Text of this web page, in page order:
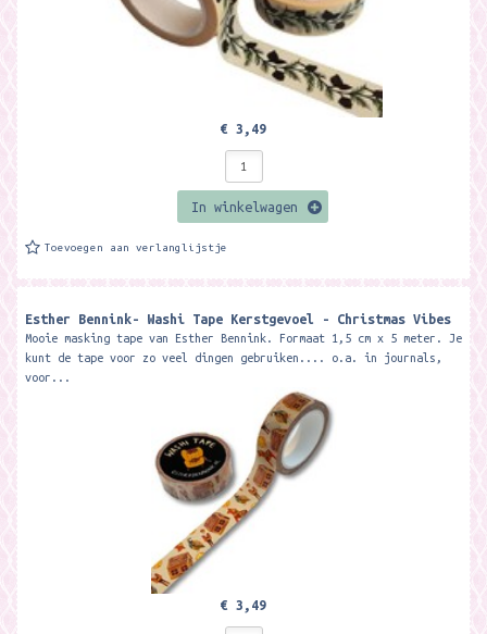
€ 3,49
In winkelwagen
Toevoegen aan verlanglijstje
Esther Bennink- Washi Tape Kerstgevoel - Christmas Vibes
Mooie masking tape van Esther Bennink. Formaat 1,5 cm x 5 meter. Je
kunt de tape voor zo veel dingen gebruiken.... o.a. in journals,
voor...
€ 3,49